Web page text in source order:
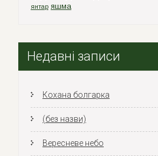
янтар яшма
Недавні записи
Кохана болгарка
(без назви)
Вересневе небо